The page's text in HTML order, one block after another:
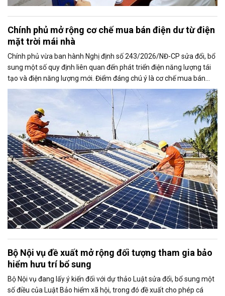
Chính phủ mở rộng cơ chế mua bán điện dư từ điện
mặt trời mái nhà
Chính phủ vừa ban hành Nghị định số 243/2026/NĐ-CP sửa đổi, bổ
sung một số quy định liên quan đến phát triển điện năng lượng tái
tạo và điện năng lượng mới. Điểm đáng chú ý là cơ chế mua bán
điện dư từ các hệ thống điện mặt trời mái nhà được mở rộng, trong
đó nâng tỷ lệ sản lượng điện dư được phép giao dịch từ 20% lên tối
đa 50%, tạo thêm động lực cho người dân và doanh nghiệp đầu tư
vào nguồn điện sạch.
Bộ Nội vụ đề xuất mở rộng đối tượng tham gia bảo
hiểm hưu trí bổ sung
Bộ Nội vụ đang lấy ý kiến đối với dự thảo Luật sửa đổi, bổ sung một
số điều của Luật Bảo hiểm xã hội, trong đó đề xuất cho phép cá